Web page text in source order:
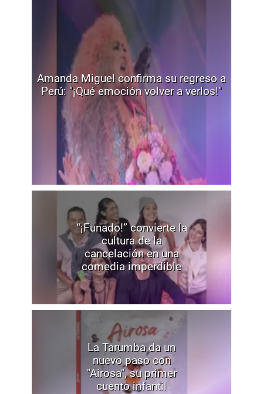
Amanda Miguel confirma su regreso a
Perú: "¡Qué emoción volver a verlos!"
“¡Funado!” convierte la
cultura de la
cancelación en una
comedia imperdible
La Tarumba da un
nuevo paso con
"Airosa", su primer
cuento infantil